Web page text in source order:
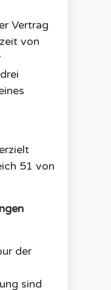
Vertrag
von
erzielt
51 von
der
sind